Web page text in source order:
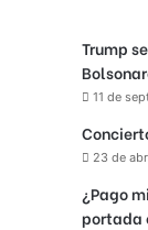
Trump
11 de
23 de
¿Pago
portada